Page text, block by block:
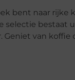
bent naar
selectie bestaat
van